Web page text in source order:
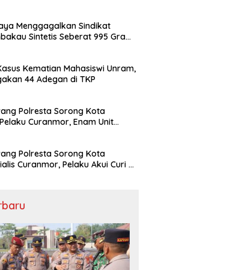
Menggagalkan Sindikat
Sintetis Seberat 995 Gram
Kematian Mahasiswi Unram,
44 Adegan di TKP
Polresta Sorong Kota
Curanmor, Enam Unit
Polresta Sorong Kota
Curanmor, Pelaku Akui Curi 29